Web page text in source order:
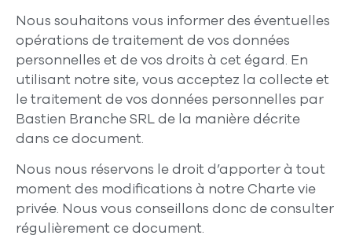
Nous souhaitons vous informer des éventuelles
opérations de traitement de vos données
personnelles et de vos droits à cet égard. En
utilisant notre site, vous acceptez la collecte et
le traitement de vos données personnelles par
Bastien Branche SRL de la manière décrite
dans ce document.
Nous nous réservons le droit d’apporter à tout
moment des modifications à notre Charte vie
privée. Nous vous conseillons donc de consulter
régulièrement ce document.